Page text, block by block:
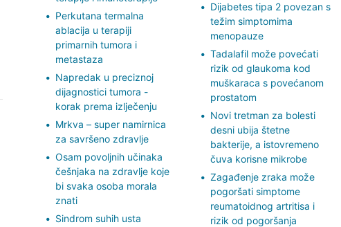
Perkutana termalna
ablacija u terapiji
primarnih tumora i
metastaza
Napredak u preciznoj
dijagnostici tumora -
korak prema izlječenju
Mrkva – super namirnica
za savršeno zdravlje
Osam povoljnih učinaka
češnjaka na zdravlje koje
bi svaka osoba morala
znati
Sindrom suhih usta
Dijabetes tipa 2 povezan s
težim simptomima
menopauze
Tadalafil može povećati
rizik od glaukoma kod
muškaraca s povećanom
prostatom
Novi tretman za bolesti
desni ubija štetne
bakterije, a istovremeno
čuva korisne mikrobe
Zagađenje zraka može
pogoršati simptome
reumatoidnog artritisa i
rizik od pogoršanja